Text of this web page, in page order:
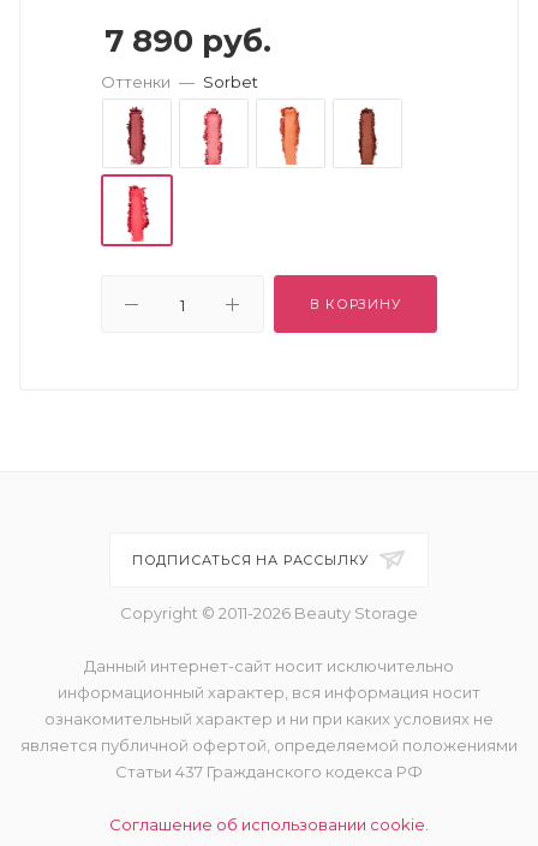
7 890 руб.
Оттенки — Sorbet
В КОРЗИНУ
ПОДПИСАТЬСЯ НА РАССЫЛКУ
Copyright © 2011-2026 Beauty Storage
Данный интернет-сайт носит исключительно
информационный характер, вся информация носит
ознакомительный характер и ни при каких условиях не
является публичной офертой, определяемой положениями
Статьи 437 Гражданского кодекса РФ
Соглашение об использовании cookie.